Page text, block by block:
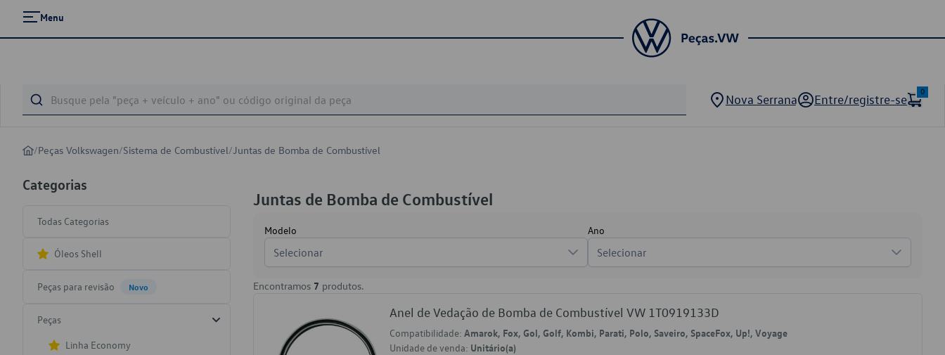
Menu
Nova Serrana Entre/registre-se
0
/Peças Volkswagen/Sistema de Combustível/Juntas de Bomba de Combustível
Categorias
Todas Categorias
Óleos Shell
Peças para revisão Novo
Peças
Linha Economy
Juntas de Bomba de Combustível
Modelo
Selecionar
Ano
Selecionar
Encontramos 7 produtos.
Anel de Vedação de Bomba de Combustível VW 1T0919133D
Compatibilidade: Amarok, Fox, Gol, Golf, Kombi, Parati, Polo, Saveiro, SpaceFox, Up!, Voyage
Unidade de venda: Unitário(a)